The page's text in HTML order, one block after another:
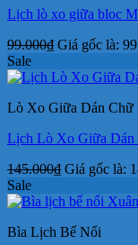
Lịch lò xo giữa bloc
99.000₫ Giá gốc là:
Sale
Lò Xo Giữa Dán Chữ
Lịch Lò Xo Giữa
145.000₫ Giá gốc là:
Sale
Bìa Lịch Bế Nổi